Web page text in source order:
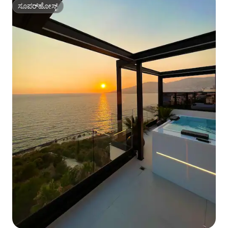
ಸೂಪರ್‌ಹೋಸ್ಟ್
ಸೂಪರ್‌ಹೋಸ್ಟ್